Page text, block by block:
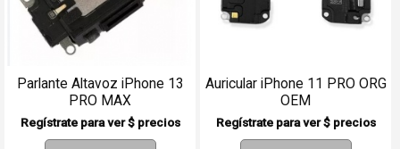
Parlante Altavoz iPhone 13
PRO MAX
Regístrate para ver $ precios
Auricular iPhone 11 PRO ORG
OEM
Regístrate para ver $ precios